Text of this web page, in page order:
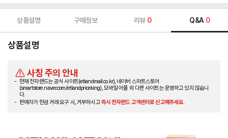
상품설명 구매정보 리뷰 0 Q&A 0
상품설명
사칭 주의 안내
현재 전자랜드는 공식 사이트(etlandmall.co.kr), 네이버 스마트스토어
(smartstore.naver.com/etlandpriceking), 모바일 어플 외 다른 사이트는 운영하고 있지 않습니
다.
판매자가 현금 거래 요구 시, 거부하시고즉시 전자랜드 고객센터로 신고해주세요.